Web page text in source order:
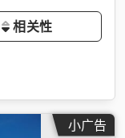
相关性
小广告